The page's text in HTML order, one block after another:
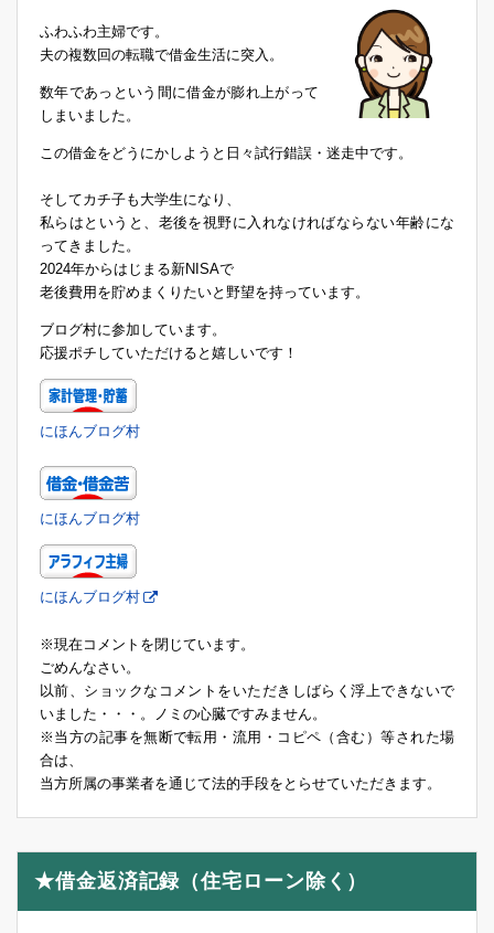
ふわふわ主婦です。
夫の複数回の転職で借金生活に突入。
数年であっという間に借金が膨れ上がって
しまいました。
この借金をどうにかしようと日々試行錯誤・迷走中です。
そしてカチ子も大学生になり、
私らはというと、老後を視野に入れなければならない年齢にな
ってきました。
2024年からはじまる新NISAで
老後費用を貯めまくりたいと野望を持っています。
ブログ村に参加しています。
応援ポチしていただけると嬉しいです！
にほんブログ村
にほんブログ村
にほんブログ村
※現在コメントを閉じています。
ごめんなさい。
以前、ショックなコメントをいただきしばらく浮上できないで
いました・・・。ノミの心臓ですみません。
※当方の記事を無断で転用・流用・コピペ（含む）等された場
合は、
当方所属の事業者を通じて法的手段をとらせていただきます。
★借金返済記録（住宅ローン除く）